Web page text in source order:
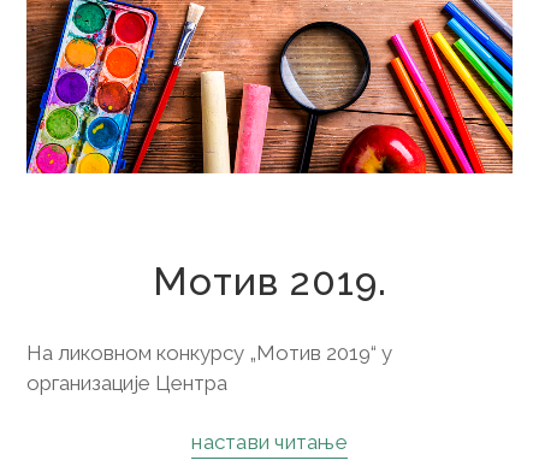
Мотив 2019.
На ликовном конкурсу „Мотив 2019“ у
организације Центра
настави читање